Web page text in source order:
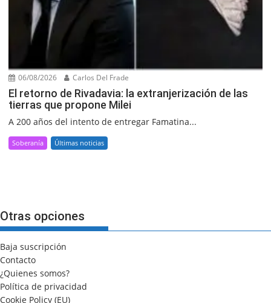
06/08/2026 Carlos Del Frade
El retorno de Rivadavia: la extranjerización de las
tierras que propone Milei
A 200 años del intento de entregar Famatina...
Soberanía Últimas noticias
Otras opciones
Baja suscripción
Contacto
¿Quienes somos?
Política de privacidad
Cookie Policy (EU)